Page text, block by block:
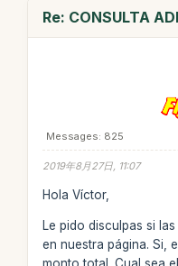
Re: CONSULTA
Messages: 825
2019年8月27日, 11:07
Hola Víctor,
Le pido disculpas si
en nuestra página. Si,